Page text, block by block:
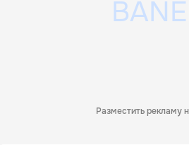
Разместить рекламу